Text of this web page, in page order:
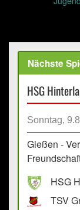
Nächste
HSG
Sonntag,
Gießen -
HSG
TSV